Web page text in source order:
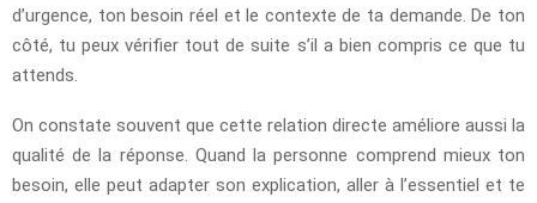
d’urgence, ton besoin réel et le contexte de ta demande. De ton
côté, tu peux vérifier tout de suite s’il a bien compris ce que tu
attends.
On constate souvent que cette relation directe améliore aussi la
qualité de la réponse. Quand la personne comprend mieux ton
besoin, elle peut adapter son explication, aller à l’essentiel et te